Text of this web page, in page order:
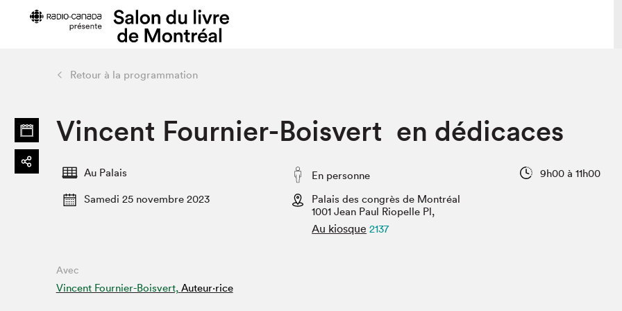
Horaires et tarifs
Se rendre au Salon
Restauration
Programmation
SLM PRO
Liste des exposant·e·s
Liste des auteur·rice·s
Programmation dans la ville
Vidéos et balados
Projets partenaires
Retour à la programmation
Vincent Fournier-Boisvert en dédicaces
Au Palais En personne
9h00 à 11h00
Samedi 25 novembre 2023
Palais des congrès de Montréal
1001 Jean Paul Riopelle Pl,
Au kiosque 2137
Avec
Vincent Fournier-Boisvert, Auteur·rice